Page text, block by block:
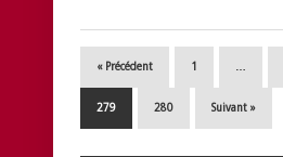
« Précédent 1
279 280 Suivant »